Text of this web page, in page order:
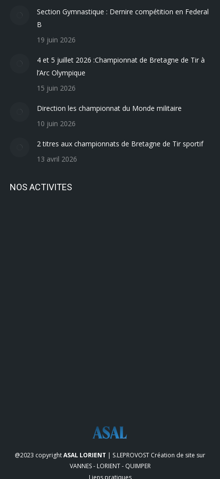
Section Gymnastique : Dernire compétition en Federal
B
19 juin 2026
4 et 5 juillet 2026 :Championnat de Bretagne de Tir à
l’Arc Olympique
15 juin 2026
Direction les championnat du Monde militaire
10 juin 2026
2 titres aux championnats de Bretagne de Tir sportif
13 avril 2026
NOS ACTIVITES
@2023 copyrightASAL LORIENT | S.LEPROVOST Création de site sur
VANNES - LORIENT - QUIMPER